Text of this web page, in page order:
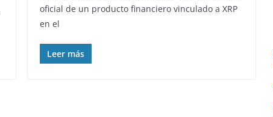
oficial de un producto financiero vinculado a XRP
en el
Leer más